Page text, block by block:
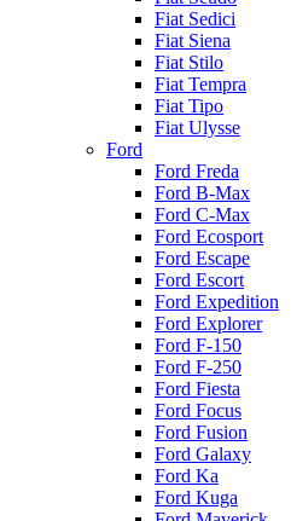
Fiat Sedici
Fiat Siena
Fiat Stilo
Fiat Tempra
Fiat Tipo
Fiat Ulysse
Ford
Ford Freda
Ford B-Max
Ford C-Max
Ford Ecosport
Ford Escape
Ford Escort
Ford Expedition
Ford Explorer
Ford F-150
Ford F-250
Ford Fiesta
Ford Focus
Ford Fusion
Ford Galaxy
Ford Ka
Ford Kuga